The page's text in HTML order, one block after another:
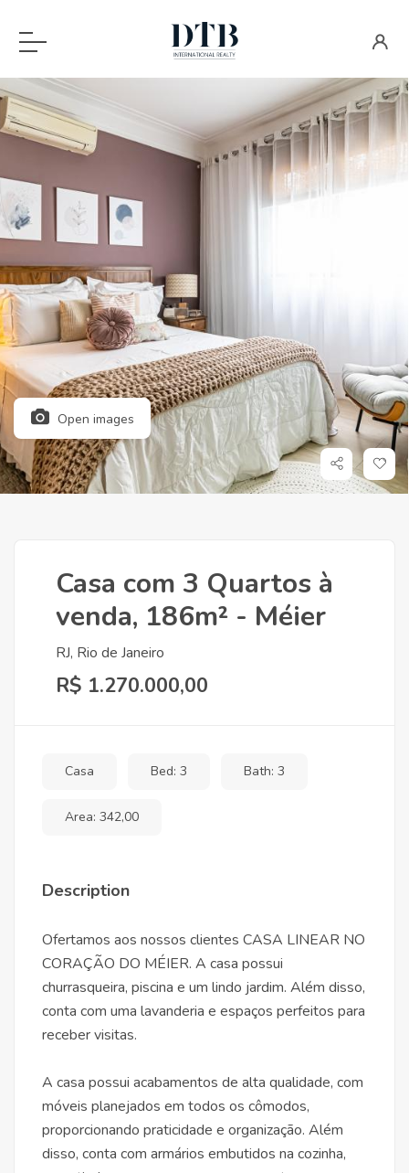
Open images
Casa com 3 Quartos à
venda, 186m² - Méier
RJ, Rio de Janeiro
R$ 1.270.000,00
Casa Bed: 3 Bath: 3
Area: 342,00
Description
Ofertamos aos nossos clientes CASA LINEAR NO
CORAÇÃO DO MÉIER. A casa possui
churrasqueira, piscina e um lindo jardim. Além disso,
conta com uma lavanderia e espaços perfeitos para
receber visitas.
A casa possui acabamentos de alta qualidade, com
móveis planejados em todos os cômodos,
proporcionando praticidade e organização. Além
disso, conta com armários embutidos na cozinha,